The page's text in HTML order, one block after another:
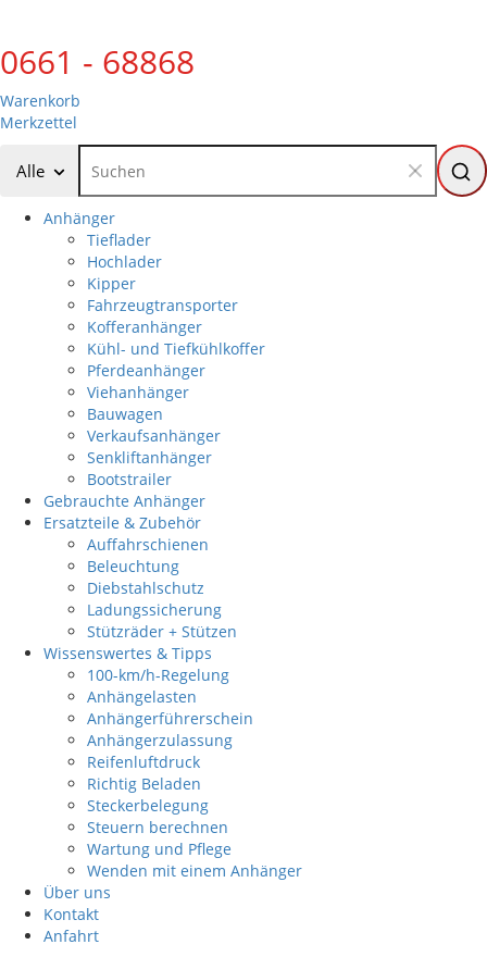
0661 - 68868
Warenkorb
Merkzettel
Alle
Anhänger
Tieflader
Hochlader
Kipper
Fahrzeugtransporter
Kofferanhänger
Kühl- und Tiefkühlkoffer
Pferdeanhänger
Viehanhänger
Bauwagen
Verkaufsanhänger
Senkliftanhänger
Bootstrailer
Gebrauchte Anhänger
Ersatzteile & Zubehör
Auffahrschienen
Beleuchtung
Diebstahlschutz
Ladungssicherung
Stützräder + Stützen
Wissenswertes & Tipps
100-km/h-Regelung
Anhängelasten
Anhängerführerschein
Anhängerzulassung
Reifenluftdruck
Richtig Beladen
Steckerbelegung
Steuern berechnen
Wartung und Pflege
Wenden mit einem Anhänger
Über uns
Kontakt
Anfahrt